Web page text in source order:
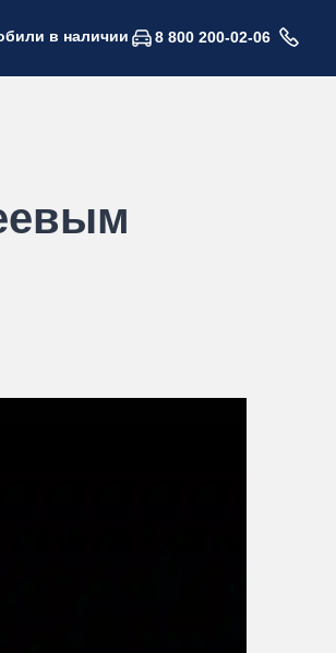
в наличии 8 800 200-02-06